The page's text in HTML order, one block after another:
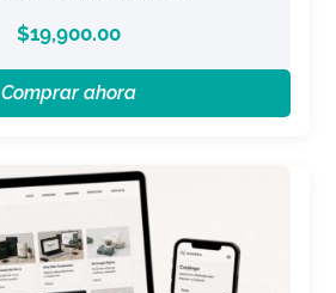
$19,900.00
Comprar ahora